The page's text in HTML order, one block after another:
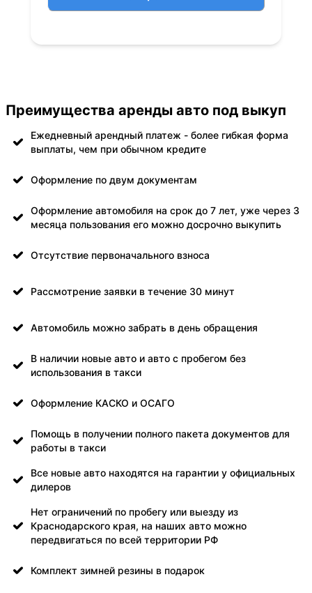
Преимущества аренды авто под выкуп
Ежедневный арендный платеж - более гибкая форма
выплаты, чем при обычном кредите
Оформление по двум документам
Оформление автомобиля на срок до 7 лет, уже через 3
месяца пользования его можно досрочно выкупить
Отсутствие первоначального взноса
Рассмотрение заявки в течение 30 минут
Автомобиль можно забрать в день обращения
В наличии новые авто и авто с пробегом без
использования в такси
Оформление КАСКО и ОСАГО
Помощь в получении полного пакета документов для
работы в такси
Все новые авто находятся на гарантии у официальных
дилеров
Нет ограничений по пробегу или выезду из
Краснодарского края, на наших авто можно
передвигаться по всей территории РФ
Комплект зимней резины в подарок